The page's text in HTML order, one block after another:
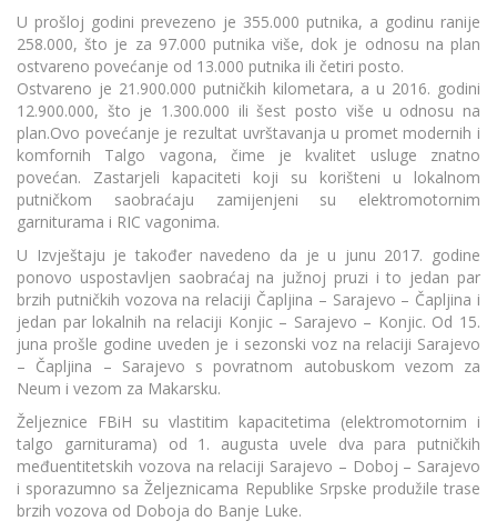
U prošloj godini prevezeno je 355.000 putnika, a godinu ranije
258.000, što je za 97.000 putnika više, dok je odnosu na plan
ostvareno povećanje od 13.000 putnika ili četiri posto.
Ostvareno je 21.900.000 putničkih kilometara, a u 2016. godini
12.900.000, što je 1.300.000 ili šest posto više u odnosu na
plan.Ovo povećanje je rezultat uvrštavanja u promet modernih i
komfornih Talgo vagona, čime je kvalitet usluge znatno
povećan. Zastarjeli kapaciteti koji su korišteni u lokalnom
putničkom saobraćaju zamijenjeni su elektromotornim
garniturama i RIC vagonima.
U Izvještaju je također navedeno da je u junu 2017. godine
ponovo uspostavljen saobraćaj na južnoj pruzi i to jedan par
brzih putničkih vozova na relaciji Čapljina – Sarajevo – Čapljina i
jedan par lokalnih na relaciji Konjic – Sarajevo – Konjic. Od 15.
juna prošle godine uveden je i sezonski voz na relaciji Sarajevo
– Čapljina – Sarajevo s povratnom autobuskom vezom za
Neum i vezom za Makarsku.
Željeznice FBiH su vlastitim kapacitetima (elektromotornim i
talgo garniturama) od 1. augusta uvele dva para putničkih
međuentitetskih vozova na relaciji Sarajevo – Doboj – Sarajevo
i sporazumno sa Željeznicama Republike Srpske produžile trase
brzih vozova od Doboja do Banje Luke.